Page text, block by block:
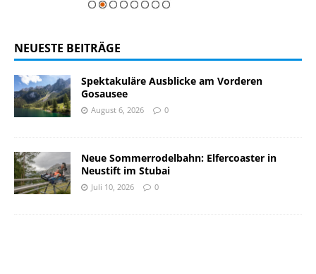
NEUESTE BEITRÄGE
Spektakuläre Ausblicke am Vorderen
Gosausee
August 6, 2026 0
Neue Sommerrodelbahn: Elfercoaster in
Neustift im Stubai
Juli 10, 2026 0